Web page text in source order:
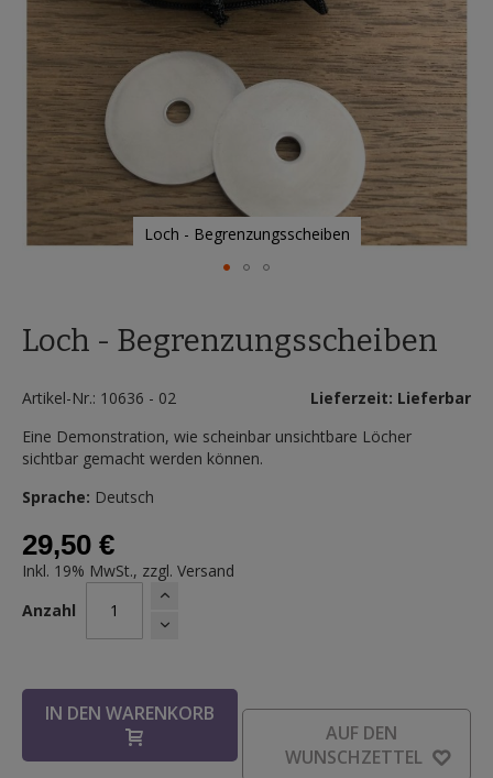
Loch - Begrenzungsscheiben
der
Loch - Begrenzungsscheiben
Artikel-Nr.: 10636 - 02
Lieferzeit: Lieferbar
Eine Demonstration, wie scheinbar unsichtbare Löcher
sichtbar gemacht werden können.
Sprache: Deutsch
29,50 €
Inkl. 19% MwSt., zzgl. Versand
Anzahl
IN DEN WARENKORB
AUF DEN
WUNSCHZETTEL